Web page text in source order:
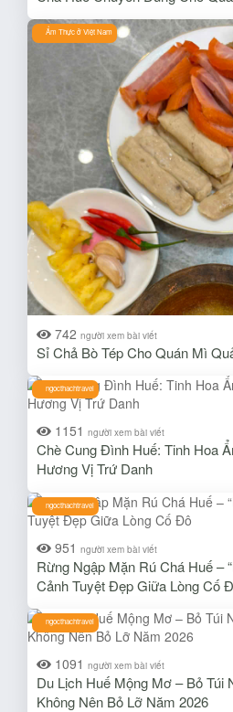
Ẩm Thực ở Việt Nam
742 người xem bài viết
Sỉ Chả Bò Tép Cho Quán Mì
ngocthachtravel
1151 người xem bài viết
Chè Cung Đình Huế: Tinh Hoa
Hương Vị Trứ Danh
ngocthachtravel
951 người xem bài viết
Rừng Ngập Mặn Rú Chá Huế –
Cảnh Tuyệt Đẹp Giữa Lòng Cố
ngocthachtravel
1091 người xem bài viết
Du Lịch Huế Mộng Mơ – Bỏ
Không Nên Bỏ Lỡ Năm 2026